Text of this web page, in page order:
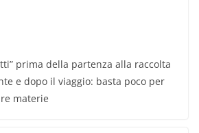
prima della partenza alla raccolta
e dopo il viaggio: basta poco per
materie